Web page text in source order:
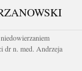
dr n. med. Andrzeja